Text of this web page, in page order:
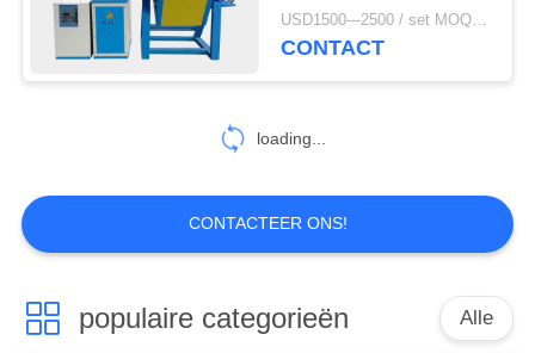
open lijn koeltoren
10
13
15kw Middelgrote voor
Smelten van metaal
USD1500---2500 / set MOQ:1 set
CONTACT
loading...
CONTACTEER ONS!
populaire categorieën Alle